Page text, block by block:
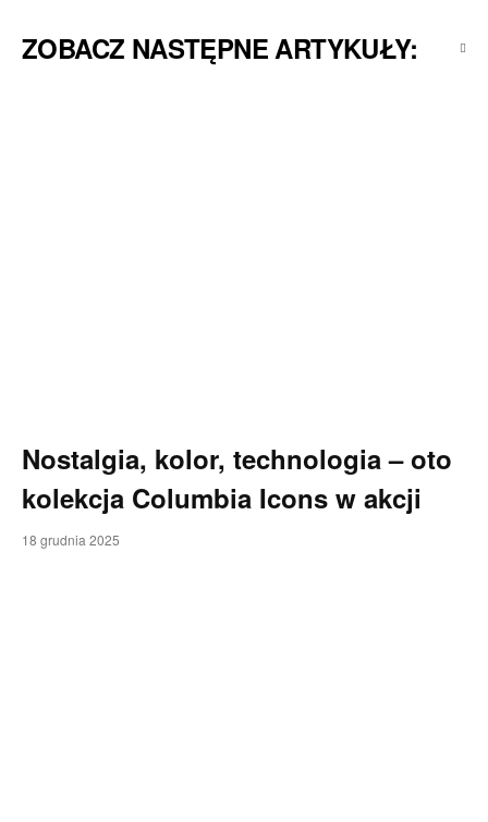
ZOBACZ NASTĘPNE ARTYKUŁY:
Nostalgia, kolor, technologia – oto
kolekcja Columbia Icons w akcji
18 grudnia 2025